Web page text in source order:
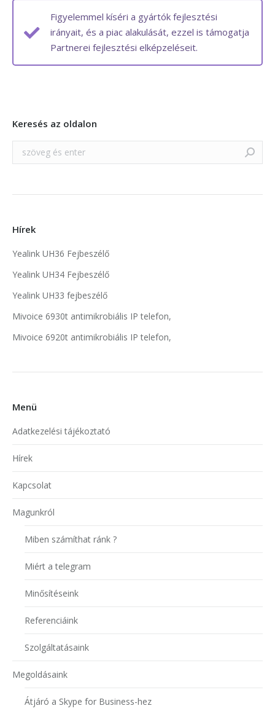
Figyelemmel kíséri a gyártók fejlesztési
irányait, és a piac alakulását, ezzel is támogatja
Partnerei fejlesztési elképzeléseit.
Keresés az oldalon
Search:
Hírek
Yealink UH36 Fejbeszélő
Yealink UH34 Fejbeszélő
Yealink UH33 fejbeszélő
Mivoice 6930t antimikrobiális IP telefon,
Mivoice 6920t antimikrobiális IP telefon,
Menü
Adatkezelési tájékoztató
Hírek
Kapcsolat
Magunkról
Miben számíthat ránk ?
Miért a telegram
Minősítéseink
Referenciáink
Szolgáltatásaink
Megoldásaink
Átjáró a Skype for Business-hez